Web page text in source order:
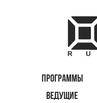
ПРОГРАММЫ
ВЕДУЩИЕ